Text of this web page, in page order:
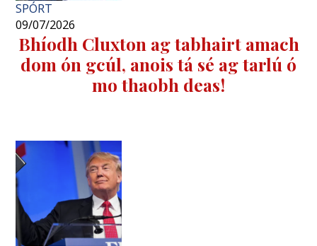
SPÓRT
09/07/2026
Bhíodh Cluxton ag tabhairt amach
dom ón gcúl, anois tá sé ag tarlú ó
mo thaobh deas!